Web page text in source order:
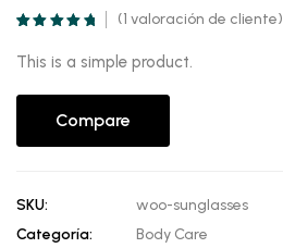
sobre 5
basado en
(1 valoración de cliente)
This is a simple product.
Compare
SKU:
woo-sunglasses
Categoría:
Body Care